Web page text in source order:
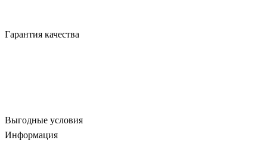
Гарантия качества
Выгодные условия
Информация